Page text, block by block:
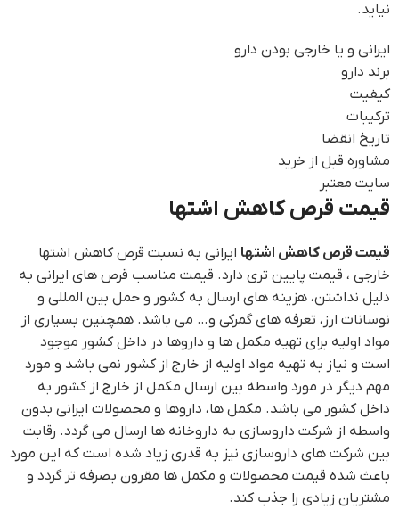
نیاید.
ایرانی و یا خارجی بودن دارو
برند دارو
کیفیت
ترکیبات
تاریخ انقضا
مشاوره قبل از خرید
سایت معتبر
قیمت قرص کاهش اشتها
قیمت قرص کاهش اشتها ایرانی به نسبت قرص کاهش اشتها
خارجی ، قیمت پایین تری دارد. قیمت مناسب قرص های ایرانی به
دلیل نداشتن، هزینه های ارسال به کشور و حمل بین المللی و
نوسانات ارز، تعرفه های گمرکی و… می باشد. همچنین بسیاری از
مواد اولیه برای تهیه مکمل ها و داروها در داخل کشور موجود
است و نیاز به تهیه مواد اولیه از خارج از کشور نمی باشد و مورد
مهم دیگر در مورد واسطه بین ارسال مکمل از خارج از کشور به
داخل کشور می باشد. مکمل ها، داروها و محصولات ایرانی بدون
واسطه از شرکت داروسازی به داروخانه ها ارسال می گردد. رقابت
بین شرکت های داروسازی نیز به قدری زیاد شده است که این مورد
باعث شده قیمت محصولات و مکمل ها مقرون بصرفه تر گردد و
مشتریان زیادی را جذب کند.